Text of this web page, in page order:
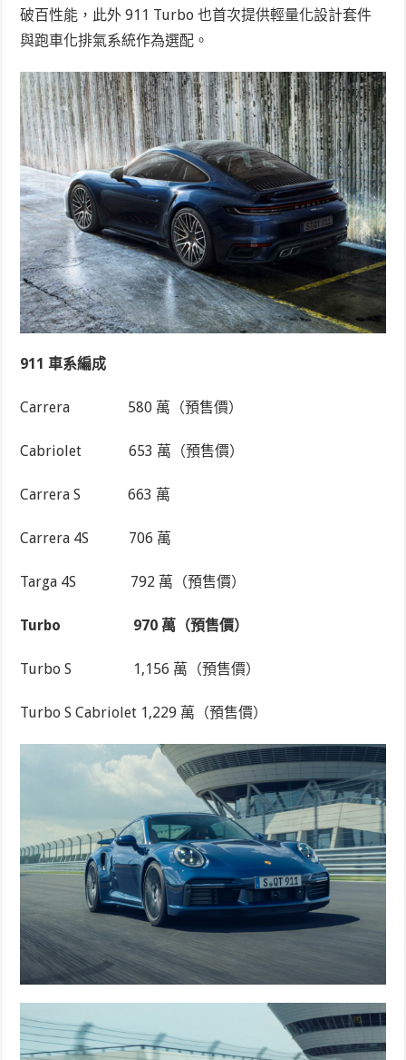
破百性能，此外 911 Turbo 也首次提供輕量化設計套件
與跑車化排氣系統作為選配。
911 車系編成
Carrera 580 萬（預售價）
Cabriolet 653 萬（預售價）
Carrera S 663 萬
Carrera 4S 706 萬
Targa 4S 792 萬（預售價）
Turbo 970 萬（預售價）
Turbo S 1,156 萬（預售價）
Turbo S Cabriolet 1,229 萬（預售價）